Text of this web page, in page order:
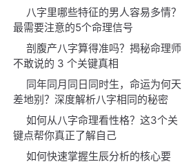
八字里哪些特征的男人容易多情？
最需要注意的5个命理信号
剖腹产八字算得准吗？揭秘命理师
不敢说的 3 个关键真相
同年同月同日同时生，命运为何天
差地别？深度解析八字相同的秘密
如何从八字命理看性格？这3个关
键点帮你真正了解自己
如何快速掌握生辰分析的核心要